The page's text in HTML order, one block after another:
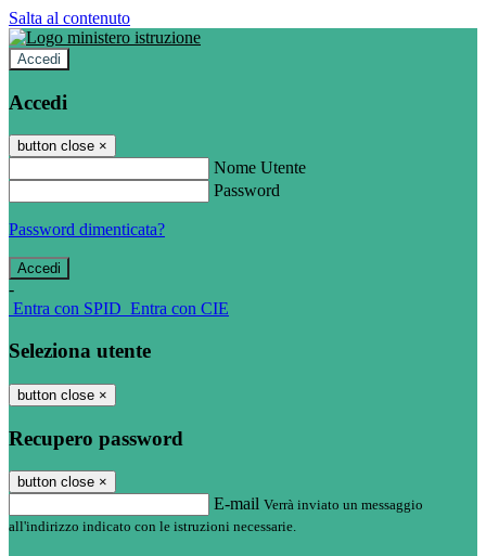
Salta al contenuto
Accedi
Accedi
button close ×
Nome Utente
Password
Password dimenticata?
-
Entra con SPID Entra con CIE
Seleziona utente
button close ×
Recupero password
button close ×
E-mail Verrà inviato un messaggio
all'indirizzo indicato con le istruzioni necessarie.